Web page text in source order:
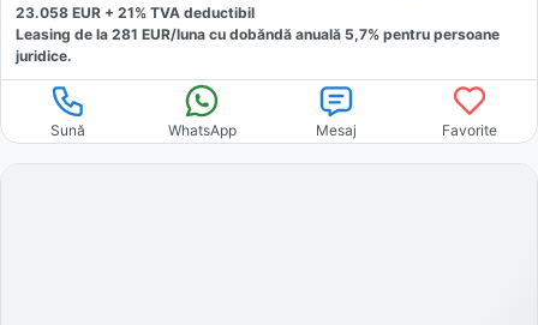
23.058 EUR + 21% TVA deductibil
Leasing de la 281 EUR/luna cu dobăndă anuală 5,7% pentru persoane
juridice.
Sună WhatsApp Mesaj Favorite